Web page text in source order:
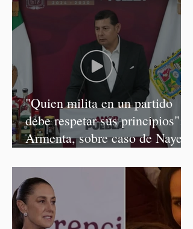
"Quien milita en un partido
debe respetar sus principios":
Armenta, sobre caso de Nayeli